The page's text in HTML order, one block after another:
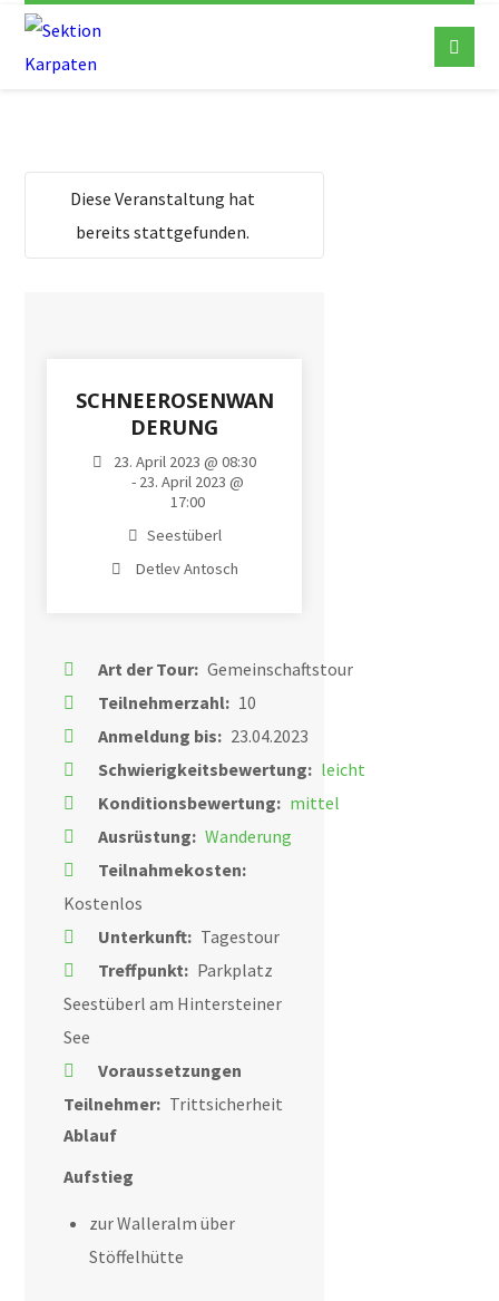
Diese Veranstaltung hat
bereits stattgefunden.
SCHNEEROSENWAN
DERUNG
23. April 2023 @ 08:30
- 23. April 2023 @
17:00
Seestüberl
Detlev Antosch
Art der Tour: Gemeinschaftstour
Teilnehmerzahl: 10
Anmeldung bis: 23.04.2023
Schwierigkeitsbewertung: leicht
Konditionsbewertung: mittel
Ausrüstung: Wanderung
Teilnahmekosten:
Kostenlos
Unterkunft: Tagestour
Treffpunkt: Parkplatz
Seestüberl am Hintersteiner
See
Voraussetzungen
Teilnehmer: Trittsicherheit
Ablauf
Aufstieg
zur Walleralm über
Stöffelhütte